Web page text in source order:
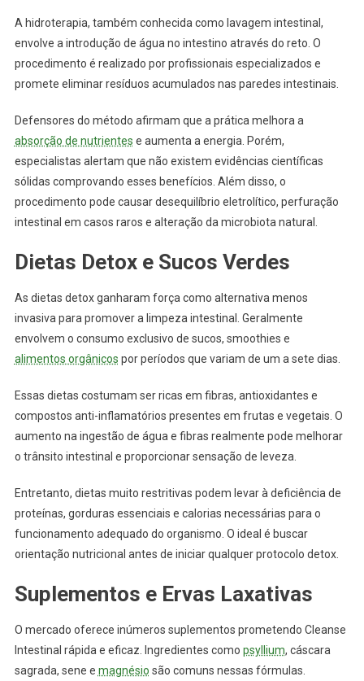
A hidroterapia, também conhecida como lavagem intestinal,
envolve a introdução de água no intestino através do reto. O
procedimento é realizado por profissionais especializados e
promete eliminar resíduos acumulados nas paredes intestinais.
Defensores do método afirmam que a prática melhora a
absorção de nutrientes e aumenta a energia. Porém,
especialistas alertam que não existem evidências científicas
sólidas comprovando esses benefícios. Além disso, o
procedimento pode causar desequilíbrio eletrolítico, perfuração
intestinal em casos raros e alteração da microbiota natural.
Dietas Detox e Sucos Verdes
As dietas detox ganharam força como alternativa menos
invasiva para promover a limpeza intestinal. Geralmente
envolvem o consumo exclusivo de sucos, smoothies e
alimentos orgânicos por períodos que variam de um a sete dias.
Essas dietas costumam ser ricas em fibras, antioxidantes e
compostos anti-inflamatórios presentes em frutas e vegetais. O
aumento na ingestão de água e fibras realmente pode melhorar
o trânsito intestinal e proporcionar sensação de leveza.
Entretanto, dietas muito restritivas podem levar à deficiência de
proteínas, gorduras essenciais e calorias necessárias para o
funcionamento adequado do organismo. O ideal é buscar
orientação nutricional antes de iniciar qualquer protocolo detox.
Suplementos e Ervas Laxativas
O mercado oferece inúmeros suplementos prometendo Cleanse
Intestinal rápida e eficaz. Ingredientes como psyllium, cáscara
sagrada, sene e magnésio são comuns nessas fórmulas.